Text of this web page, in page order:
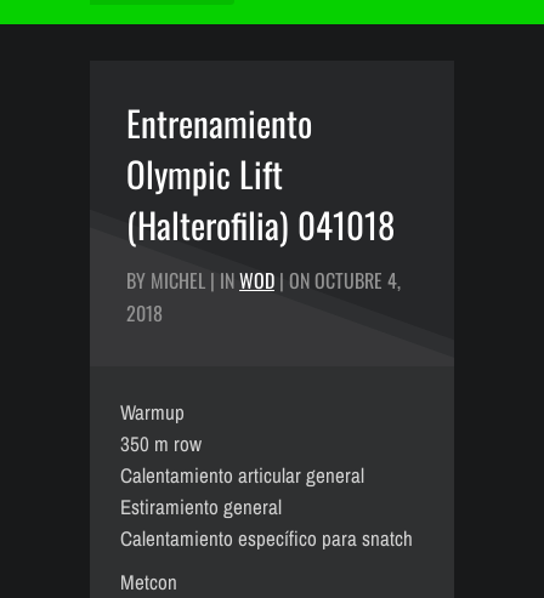
Entrenamiento
Olympic Lift
(Halterofilia) 041018
BY MICHEL | INWOD | ON OCTUBRE 4,
2018
Warmup
350 m row
Calentamiento articular general
Estiramiento general
Calentamiento específico para snatch
Metcon